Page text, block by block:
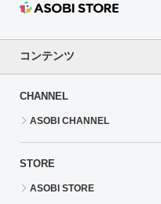
コンテンツ
CHANNEL
ASOBI CHANNEL
STORE
ASOBI STORE